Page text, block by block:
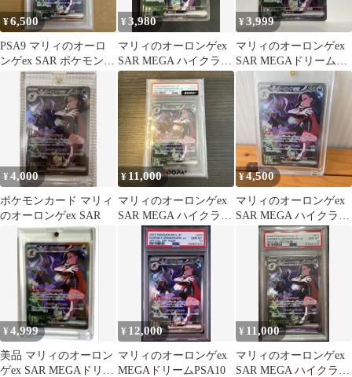
¥6,500
PSA9 マリィのオーロ
ンゲex SAR ポケモンカ
ード 243/193
¥3,980
マリィのオーロンゲex
SAR MEGA ハイクラス
パック MEGAドリーム
e…
¥3,999
マリィのオーロンゲex
SAR MEGAドリーム
243/193
¥4,000
ポケモンカード マリィ
のオーロンゲex SAR
¥ 11,000
マリィのオーロンゲex
SAR MEGA ハイクラス
パック MEGAドリーム
¥4,500
マリィのオーロンゲex
SAR MEGA ハイクラス
パック MEGAドリーム
¥4,999
美品 マリィのオーロン
ゲex SAR MEGAドリー
¥ 12,000
マリィのオーロンゲex
MEGAドリームPSA10
¥ 11,000
マリィのオーロンゲex
SAR MEGA ハイクラス